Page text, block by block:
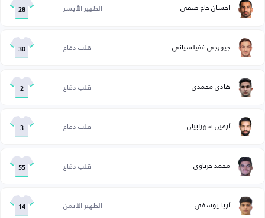
احسان حاج صفي الظهير الأيسر 28
جيورجي غفيلسياني قلب دفاع 30
هادي محمدي قلب دفاع 2
آرمين سهرابيان قلب دفاع 3
محمد حزباوي قلب دفاع 55
آریا یوسفي الظهير الأيمن 14